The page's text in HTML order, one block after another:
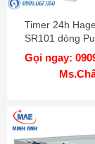
Timer 24h
SR101 dòng
Gọi ngay: